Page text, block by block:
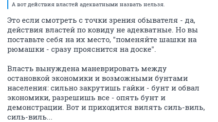
А вот действия властей адекватными назвать нельзя.
Это если смотреть с точки зрения обывателя - да,
действия властей по ковиду не адекватные. Но вы
поставьте себя на их место, "поменяйте шашки на
рюмашки - сразу прояснится на доске".
Власть вынуждена маневрировать между
остановкой экономики и возможными бунтами
населения: сильно закрутишь гайки - бунт и обвал
экономики, разрешишь все - опять бунт и
демонстрации. Вот и приходится вилять силь-виль,
силь-виль...